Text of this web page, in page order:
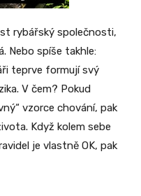
rybářský společnosti,
Nebo spíše takhle:
teprve formují svý
V čem? Pokud
vzorce chování, pak
Když kolem sebe
je vlastně OK, pak